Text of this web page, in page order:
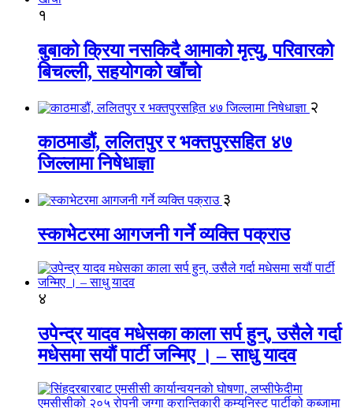
१
बुबाको क्रिया नसकिदै आमाको मृत्यु, परिवारको
बिचल्ली, सहयोगको खाँचो
२
काठमाडौं, ललितपुर र भक्तपुरसहित ४७
जिल्लामा निषेधाज्ञा
३
स्काभेटरमा आगजनी गर्ने व्यक्ति पक्राउ
४
उपेन्द्र यादव मधेसका काला सर्प हुन्, उसैले गर्दा
मधेसमा सयौं पार्टी जन्मिए । – साधु यादव